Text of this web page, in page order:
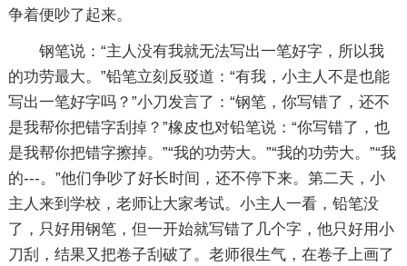
争着便吵了起来。
钢笔说：“主人没有我就无法写出一笔好字，所以我
的功劳最大。”铅笔立刻反驳道：“有我，小主人不是也能
写出一笔好字吗？”小刀发言了：“钢笔，你写错了，还不
是我帮你把错字刮掉？”橡皮也对铅笔说：“你写错了，也
是我帮你把错字擦掉。”“我的功劳大。”“我的功劳大。”“我
的---。”他们争吵了好长时间，还不停下来。第二天，小
主人来到学校，老师让大家考试。小主人一看，铅笔没
了，只好用钢笔，但一开始就写错了几个字，他只好用小
刀刮，结果又把卷子刮破了。老师很生气，在卷子上画了